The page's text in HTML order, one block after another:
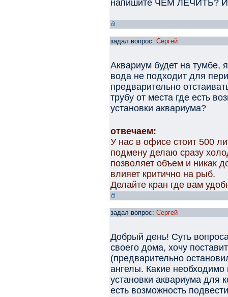
напишите ЧЕМ ЛЕЧИТЬ? И
задал вопрос: Сергей
Аквариум будет на тумбе,
вода не подходит для
предварительно
трубу от места где есть
установки аквариума?
отвечаем:
У нас в офисе стоит 500
подмену делаю сразу
позволяет объем и никак
влияет критично на рыб.
Делайте кран где вам
задал вопрос: Сергей
Добрый день! Суть
своего дома, хочу
(предварительно
ангелы. Какие необходимо
установки аквариума для
есть возможность